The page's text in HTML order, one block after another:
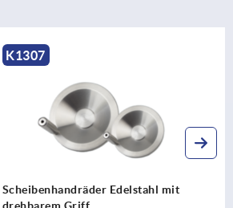
K1307
Scheibenhandräder Edelstahl mit